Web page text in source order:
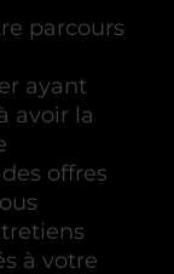
parcours
ayant
avoir la
offres
à votre